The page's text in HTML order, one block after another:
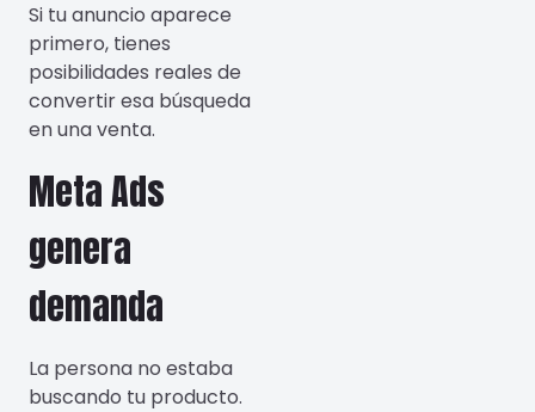
Si tu anuncio aparece
primero, tienes
posibilidades reales de
convertir esa búsqueda
en una venta.
Meta Ads
genera
demanda
La persona no estaba
buscando tu producto.